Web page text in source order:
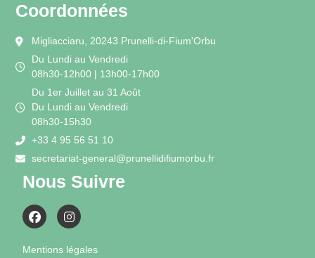
Coordonnées
Migliacciaru, 20243 Prunelli-di-Fium'Orbu
Du Lundi au Vendredi
08h30-12h00 | 13h00-17h00
Du 1er Juillet au 31 Août
Du Lundi au Vendredi
08h30-15h30
+33 4 95 56 51 10
secretariat-general@prunellidifiumorbu.fr
Nous Suivre
Mentions légales